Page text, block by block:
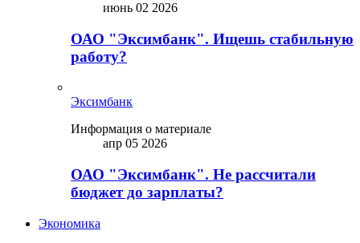
июнь 02 2026
ОАО "Эксимбанк". Ищешь стабильную
работу?
Эксимбанк
Информация о материале
апр 05 2026
ОАО "Эксимбанк". Не рассчитали
бюджет до зарплаты?
Экономика